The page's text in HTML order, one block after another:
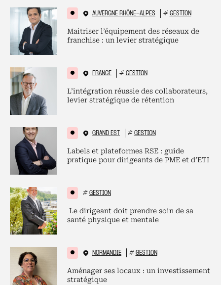
AUVERGNE RHÔNE-ALPES # GESTION
Maitriser l’équipement des réseaux de
franchise : un levier stratégique
FRANCE # GESTION
L’intégration réussie des collaborateurs,
levier stratégique de rétention
GRAND EST # GESTION
Labels et plateformes RSE : guide
pratique pour dirigeants de PME et d’ETI
# GESTION
Le dirigeant doit prendre soin de sa
santé physique et mentale
NORMANDIE # GESTION
Aménager ses locaux : un investissement
stratégique